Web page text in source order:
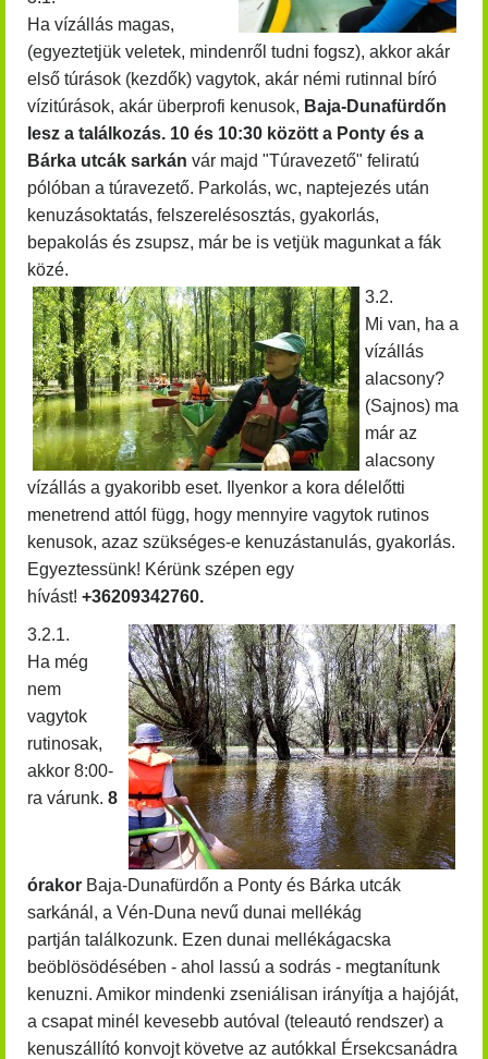
Ha vízállás magas,
(egyeztetjük veletek, mindenről tudni fogsz), akkor akár
első túrások (kezdők) vagytok, akár némi rutinnal bíró
vízitúrások, akár überprofi kenusok, Baja-Dunafürdőn
lesz a találkozás. 10 és 10:30 között a Ponty és a
Bárka utcák sarkán vár majd "Túravezető" feliratú
pólóban a túravezető. Parkolás, wc, naptejezés után
kenuzásoktatás, felszerelésosztás, gyakorlás,
bepakolás és zsupsz, már be is vetjük magunkat a fák
közé.
3.2.
Mi van, ha a
vízállás
alacsony?
(Sajnos) ma
már az
alacsony
vízállás a gyakoribb eset. Ilyenkor a kora délelőtti
menetrend attól függ, hogy mennyire vagytok rutinos
kenusok, azaz szükséges-e kenuzástanulás, gyakorlás.
Egyeztessünk! Kérünk szépen egy
hívást! +36209342760.
3.2.1.
Ha még
nem
vagytok
rutinosak,
akkor 8:00-
ra várunk. 8
órakor Baja-Dunafürdőn a Ponty és Bárka utcák
sarkánál, a Vén-Duna nevű dunai mellékág
partján találkozunk. Ezen dunai mellékágacska
beöblösödésében - ahol lassú a sodrás - megtanítunk
kenuzni. Amikor mindenki zseniálisan irányítja a hajóját,
a csapat minél kevesebb autóval (teleautó rendszer) a
kenuszállító konvojt követve az autókkal Érsekcsanádra